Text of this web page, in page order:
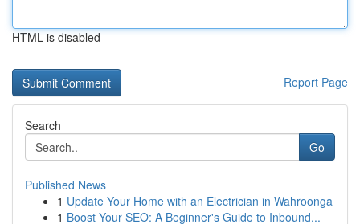
HTML is disabled
Report Page
Search
Go
Published News
1 Update Your Home with an Electrician in Wahroonga
1 Boost Your SEO: A Beginner's Guide to Inbound...